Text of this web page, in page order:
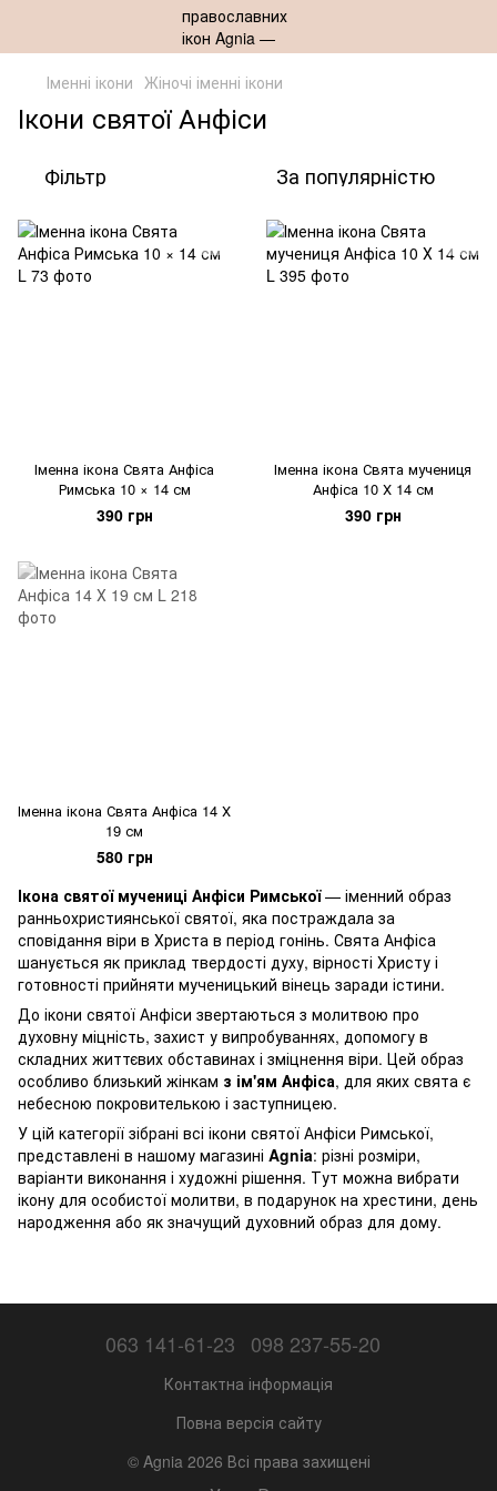
Іменні ікони Жіночі іменні ікони
Ікони святої Анфіси
Фільтр За популярністю
Іменна ікона Свята Анфіса
Римська 10 × 14 см
390 грн
Іменна ікона Свята мучениця
Анфіса 10 Х 14 см
390 грн
Іменна ікона Свята Анфіса 14 Х
19 см
580 грн
Ікона святої мучениці Анфіси Римської— іменний образ
ранньохристиянської святої, яка постраждала за
сповідання віри в Христа в період гонінь. Свята Анфіса
шанується як приклад твердості духу, вірності Христу і
готовності прийняти мученицький вінець заради істини.
До ікони святої Анфіси звертаються з молитвою про
духовну міцність, захист у випробуваннях, допомогу в
складних життєвих обставинах і зміцнення віри. Цей образ
особливо близький жінкам з ім'ям Анфіса, для яких свята є
небесною покровителькою і заступницею.
У цій категорії зібрані всі ікони святої Анфіси Римської,
представлені в нашому магазині Agnia: різні розміри,
варіанти виконання і художні рішення. Тут можна вибрати
ікону для особистої молитви, в подарунок на хрестини, день
народження або як значущий духовний образ для дому.
063 141-61-23 098 237-55-20
Контактна інформація
Повна версія сайту
© Agnia 2026 Всі права захищені